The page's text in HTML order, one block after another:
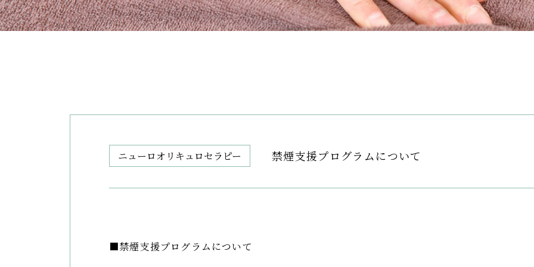
ニューロオリキュロセラピー 禁煙支援プログラムについて
■禁煙支援プログラムについて